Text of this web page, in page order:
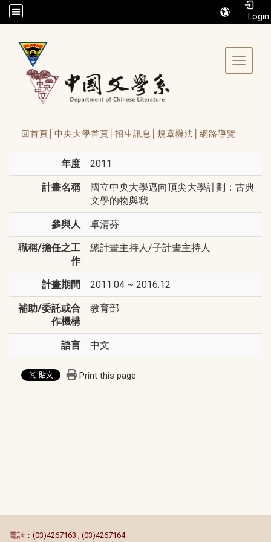
/accesskey"" title="Toolbar">:::
Toggle
回首頁│ 中央大學首頁│ 招生訊息│ 規章辦法│ 網路導覽
年度 2011
計畫名稱
國立中央大學邁向頂尖大學計劃：古典
文學的物與我
參與人 卓清芬
職稱/擔任之工
作
總計畫主持人/子計畫主持人
計畫期間 2011.04 ~ 2016.12
補助/委託或合
作機構
教育部
語言 中文
Print this page
電話：(03)4267163 , (03)4267164